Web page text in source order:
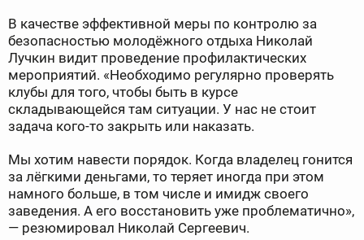
В качестве эффективной меры по контролю за
безопасностью молодёжного отдыха Николай
Лучкин видит проведение профилактических
мероприятий. «Необходимо регулярно проверять
клубы для того, чтобы быть в курсе
складывающейся там ситуации. У нас не стоит
задача кого-то закрыть или наказать.
Мы хотим навести порядок. Когда владелец гонится
за лёгкими деньгами, то теряет иногда при этом
намного больше, в том числе и имидж своего
заведения. А его восстановить уже проблематично»,
— резюмировал Николай Сергеевич.